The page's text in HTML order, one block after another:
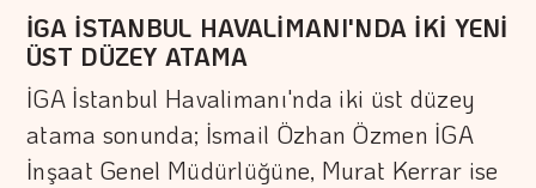
İGA İSTANBUL HAVALİMANI'NDA İKİ YENİ
ÜST DÜZEY ATAMA
İGA İstanbul Havalimanı'nda iki üst düzey
atama sonunda; İsmail Özhan Özmen İGA
İnşaat Genel Müdürlüğüne, Murat Kerrar ise